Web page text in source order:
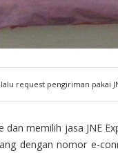
request pengiriman pakai
memilih jasa JNE
dengan nomor e-